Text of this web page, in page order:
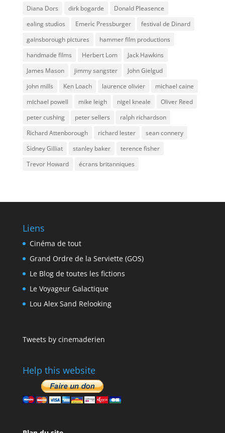
Diana Dors
dirk bogarde
Donald Pleasence
ealing studios
Emeric Pressburger
festival de Dinard
gainsborough pictures
hammer film productions
handmade films
Herbert Lom
Jack Hawkins
James Mason
jimmy sangster
John Gielgud
john mills
Ken Loach laurence olivier
michael caine
michael powell
mike leigh nigel kneale
Oliver Reed
peter cushing
peter sellers
ralph richardson
Richard Attenborough
richard lester
sean connery
Sidney Gilliat
stanley baker
terence fisher
Trevor Howard
écrans britanniques
Liens
Cinéma de tout
Grand Ordre de la Serviette (GOS)
Le Blog de toutes les fictions
Le Voyageur Galactique
Lou Alex Sand Relooking
Tweets by cinemaderien
Help this website